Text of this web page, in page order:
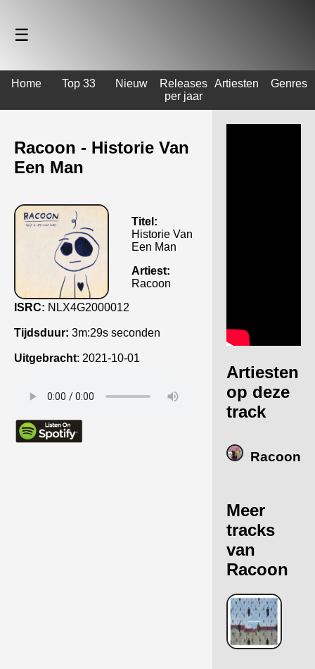
☰
Home Top 33 Nieuw
Releases
per jaar
Artiesten Genres
Racoon - Historie Van
Een Man
Titel:
Historie Van
Een Man
Artiest:
Racoon
ISRC: NLX4G2000012
Tijdsduur: 3m:29s seconden
Uitgebracht: 2021-10-01
Artiesten
op deze
track
Racoon
Meer
tracks
van
Racoon